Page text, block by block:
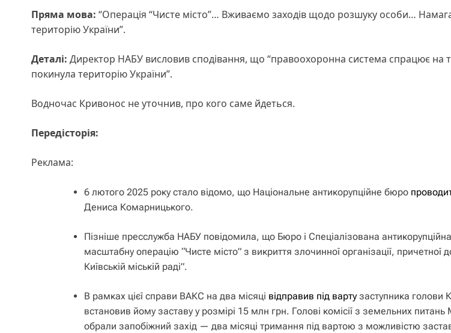
Пряма мова: “Операція “Чисте місто”… Вживаємо заходів щодо розшуку особи…
територію України”.
Деталі: Директор НАБУ висловив сподівання, що “правоохоронна система спрацює на
покинула територію України”.
Водночас Кривонос не уточнив, про кого саме йдеться.
Передісторія:
Реклама:
6 лютого 2025 року стало відомо, що Національне антикорупційне бюро
Дениса Комарницького.
Пізніше пресслужба НАБУ повідомила, що Бюро і Спеціалізована
масштабну операцію “Чисте місто” з викриття злочинної організації, причетної
Київській міській раді”.
В рамках цієї справи ВАКС на два місяці відправив під вартузаступника голови
встановив йому заставу у розмірі 15 млн грн. Голові комісії з земельних
обрали запобіжний захід — два місяці тримання під вартою з можливістю